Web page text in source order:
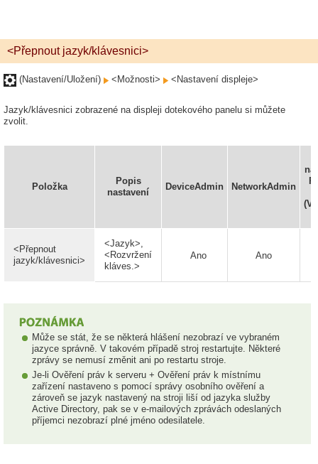
<Přepnout jazyk/klávesnici>
(Nastavení/Uložení) <Možnosti> <Nastavení displeje>
Jazyk/klávesnici zobrazené na displeji dotekového panelu si můžete
zvolit.
Položka
Popis
nastavení
DeviceAdmin NetworkAdmin
<Přepnout
jazyk/klávesnici>
<Jazyk>,
<Rozvržení
kláves.>
Ano Ano
Může se stát, že se některá hlášení nezobrazí ve vybraném
jazyce správně. V takovém případě stroj restartujte. Některé
zprávy se nemusí změnit ani po restartu stroje.
Je-li Ověření práv k serveru + Ověření práv k místnímu
zařízení nastaveno s pomocí správy osobního ověření a
zároveň se jazyk nastavený na stroji liší od jazyka služby
Active Directory, pak se v e-mailových zprávách odeslaných
příjemci nezobrazí plné jméno odesilatele.